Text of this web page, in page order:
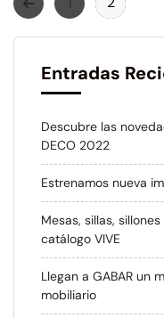
Entradas
Descubre las
DECO 2022
Estrenamos nueva
Mesas, sillas,
catálogo VIVE
Llegan a GABAR un
mobiliario